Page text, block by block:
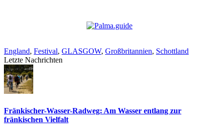
England, Festival, GLASGOW, Großbritannien, Schottland
Letzte Nachrichten
Fränkischer-Wasser-Radweg: Am Wasser entlang zur
fränkischen Vielfalt